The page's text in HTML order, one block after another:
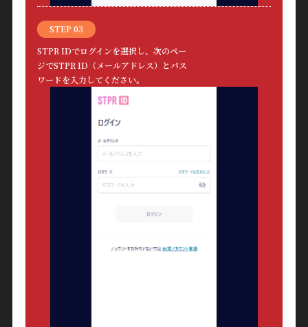
RADIO
PHOTO
STEP 03
STPR IDでログインを選択し、次のペー
ジでSTPR ID（メールアドレス）とパス
ワードを入力してください。